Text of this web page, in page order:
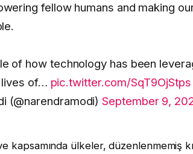
fellow humans and making
of how technology has been
lives of… pic.twitter.com/SqT9OjStps
(@narendramodi)September 9,
kapsamında ülkeler, düzenlenmemiş